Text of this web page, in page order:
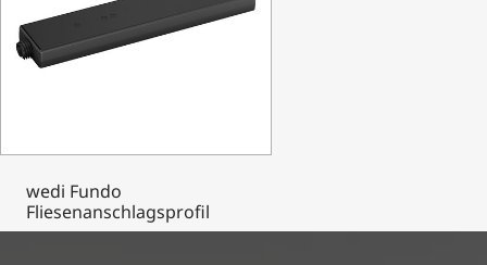
wedi Fundo
Fliesenanschlagsprofil